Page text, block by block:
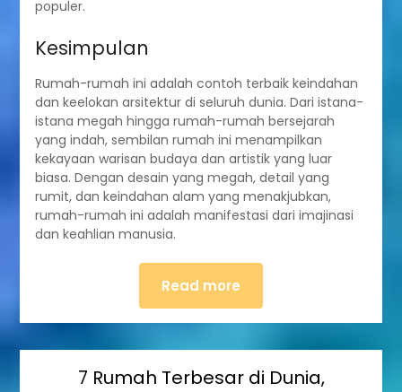
populer.
Kesimpulan
Rumah-rumah ini adalah contoh terbaik keindahan
dan keelokan arsitektur di seluruh dunia. Dari istana-
istana megah hingga rumah-rumah bersejarah
yang indah, sembilan rumah ini menampilkan
kekayaan warisan budaya dan artistik yang luar
biasa. Dengan desain yang megah, detail yang
rumit, dan keindahan alam yang menakjubkan,
rumah-rumah ini adalah manifestasi dari imajinasi
dan keahlian manusia.
Read more
7 Rumah Terbesar di Dunia,